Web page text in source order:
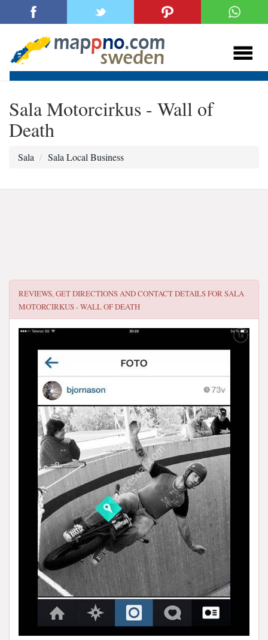
Sala Motorcirkus - Wall of
Death
Sala Sala Local Business
REVIEWS, GET DIRECTIONS AND CONTACT DETAILS FORSALA
MOTORCIRKUS - WALL OF DEATH